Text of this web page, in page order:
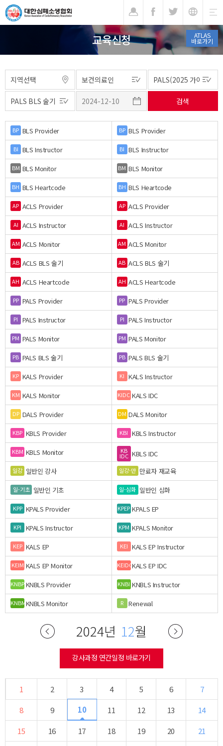
ATLAS
바로가기
교육신청
BP BLS Provider BP BLS Provider
BI BLS Instructor BI BLS Instructor
BM BLS Monitor BM BLS Monitor
BH BLS Heartcode BH BLS Heartcode
AP ACLS Provider AP ACLS Provider
AI ACLS Instructor AI ACLS Instructor
AM ACLS Monitor AM ACLS Monitor
AB ACLS BLS 술기 AB ACLS BLS 술기
AH ACLS Heartcode AH ACLS Heartcode
PP PALS Provider PP PALS Provider
PI PALS Instructor PI PALS Instructor
PM PALS Monitor PM PALS Monitor
PB PALS BLS 술기 PB PALS BLS 술기
KP KALS Provider KI KALS Instructor
KM KALS Monitor KIDC KALS IDC
DP DALS Provider DM DALS Monitor
KBP KBLS Provider KBI KBLS Instructor
KBM KBLS Monitor KB
IDC KBLS IDC
일강 일반인 강사 일강-만 만료자 재교육
일-기초 일반인 기초 일-심화 일반인 심화
KPP KPALS Provider KPEP KPALS EP
KPI KPALS Instructor KPM KPALS Monitor
KEP KALS EP KEI KALS EP Instructor
KEIM KALS EP Monitor KEIDCKALS EP IDC
KNBPKNBLS Provider KNBI KNBLS Instructor
KNBMKNBLS Monitor R Renewal
2024년 12월
강사과정 연간일정 바로가기
1 2 3 4 5 6
7
8
9 10 11 12 13
14
15
16 17 18 19 20
21